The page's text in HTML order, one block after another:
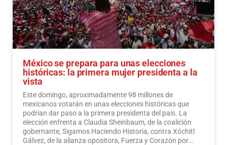
México se prepara para unas elecciones
históricas: la primera mujer presidenta a la
vista
Este domingo, aproximadamente 98 millones de
mexicanos votarán en unas elecciones históricas que
podrían dar paso a la primera presidenta del país. La
elección enfrenta a Claudia Sheinbaum, de la coalición
gobernante, Sigamos Haciendo Historia, contra Xóchitl
Gálvez, de la alianza opositora, Fuerza y Corazón por